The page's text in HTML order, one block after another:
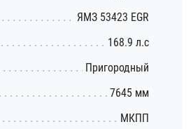
ЯМЗ 53423 EGR
168.9 л.с
Пригородный
7645 мм
МКПП